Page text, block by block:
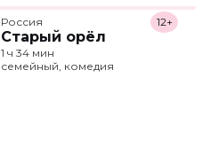
Россия
Старый орёл
12+
1 ч 34 мин
семейный, комедия